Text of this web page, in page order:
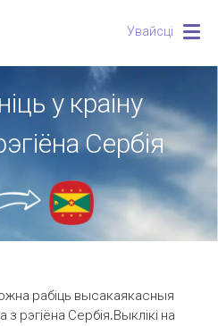
Увайсці
у краіну
Сербія
рабіць высакаякасныя
з рэгіёна Сербія.Выклікі на